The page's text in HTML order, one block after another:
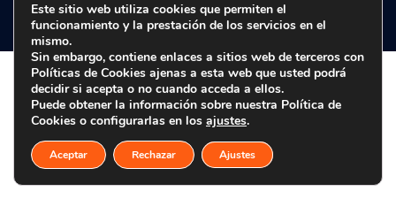
Este sitio web utiliza cookies que permiten el
funcionamiento y la prestación de los servicios en el
mismo.
Sin embargo, contiene enlaces a sitios web de terceros con
Políticas de Cookies ajenas a esta web que usted podrá
decidir si acepta o no cuando acceda a ellos.
Puede obtener la información sobre nuestra Política de
Cookies o configurarlas en los ajustes.
Aceptar Rechazar Ajustes